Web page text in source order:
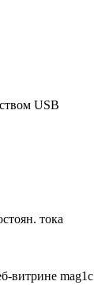
USB
тока
витрине mag1c